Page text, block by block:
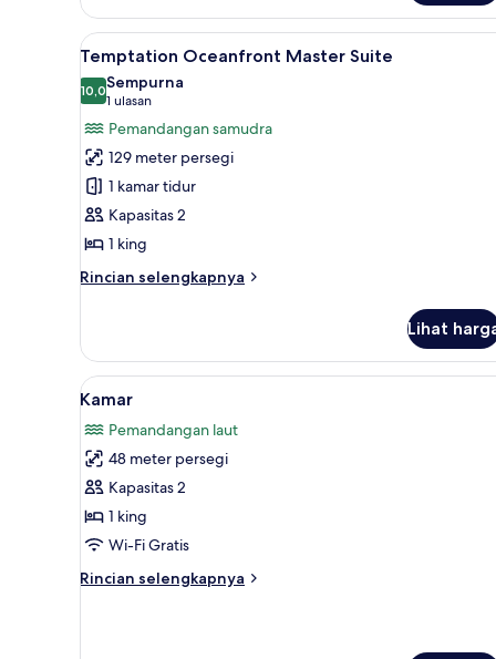
Seduction
Beachfront
Suite
Lihat
semua
foto
untuk
Temptation
Oceanfront
Master
Suite
Temptation Oceanfront
5
Temptation Oceanfront Master Suite
10,010,0 dari 10
Sempurna
1 ulasan
(1
ulasan)
Pemandangan samudra
129 meter persegi
1 kamar tidur
Kapasitas 2
1 king
Rincian selengkapnya
Rincian
Temptation
Oceanfront
Master
Lihat
Lihat
semua
foto
untuk
Kamar
Seprai antialergi, minibar,
7
Kamar
Pemandangan laut
48 meter persegi
Kapasitas 2
1 king
Wi-Fi Gratis
Rincian selengkapnya
Rincian